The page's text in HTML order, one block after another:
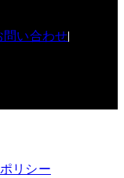
問い合わせ
リシー